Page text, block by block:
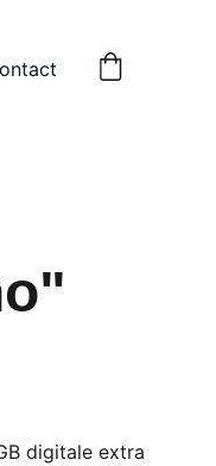
digitale extra